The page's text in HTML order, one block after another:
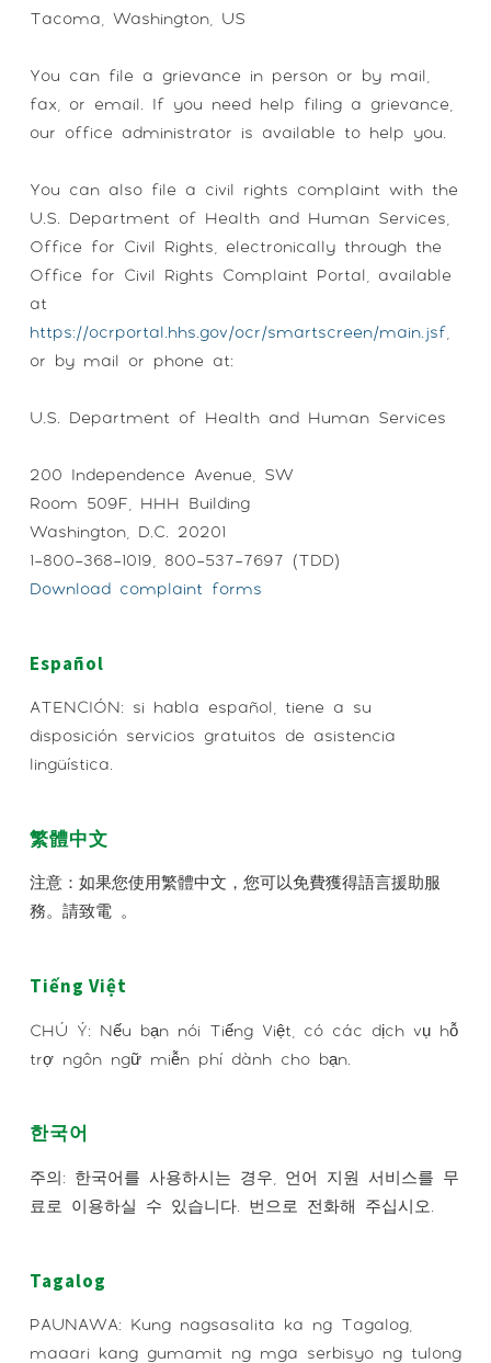
Tacoma, Washington, US
You can file a grievance in person or by mail,
fax, or email. If you need help filing a grievance,
our office administrator is available to help you.
You can also file a civil rights complaint with the
U.S. Department of Health and Human Services,
Office for Civil Rights, electronically through the
Office for Civil Rights Complaint Portal, available
at
https://ocrportal.hhs.gov/ocr/smartscreen/main.jsf,
or by mail or phone at:
U.S. Department of Health and Human Services
200 Independence Avenue, SW
Room 509F, HHH Building
Washington, D.C. 20201
1-800-368-1019, 800-537-7697 (TDD)
Download complaint forms
Español
ATENCIÓN: si habla español, tiene a su
disposición servicios gratuitos de asistencia
lingüística.
繁體中文
注意：如果您使用繁體中文，您可以免費獲得語言援助服
務。請致電 。
Tiếng Việt
CHÚ Ý: Nếu bạn nói Tiếng Việt, có các dịch vụ hỗ
trợ ngôn ngữ miễn phí dành cho bạn.
한국어
주의: 한국어를 사용하시는 경우, 언어 지원 서비스를 무
료로 이용하실 수 있습니다. 번으로 전화해 주십시오.
Tagalog
PAUNAWA: Kung nagsasalita ka ng Tagalog,
maaari kang gumamit ng mga serbisyo ng tulong